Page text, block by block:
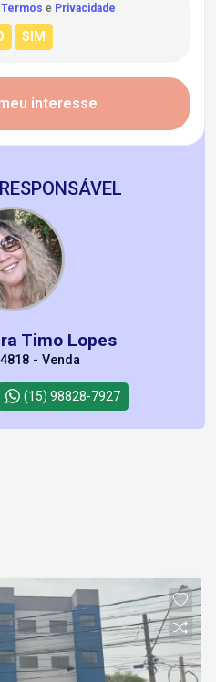
Termos e Privacidade
interesse
Timo Lopes
- Venda
(15) 98828-7927